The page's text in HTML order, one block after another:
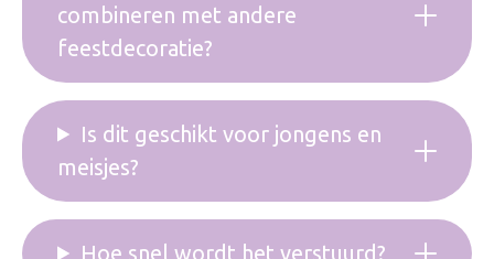
combineren met andere
feestdecoratie?
Is dit geschikt voor jongens en
meisjes?
Hoe snel wordt het verstuurd?